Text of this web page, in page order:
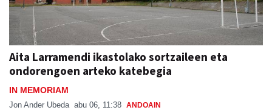
Aita Larramendi ikastolako sortzaileen eta
ondorengoen arteko katebegia
IN MEMORIAM
Jon Ander Ubeda abu 06, 11:38 ANDOAIN